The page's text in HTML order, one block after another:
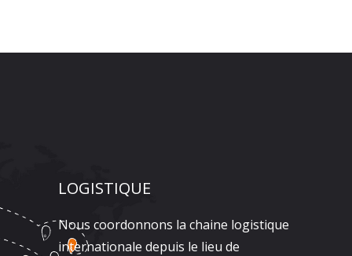
LOGISTIQUE
Nous coordonnons la chaine logistique
internationale depuis le lieu de